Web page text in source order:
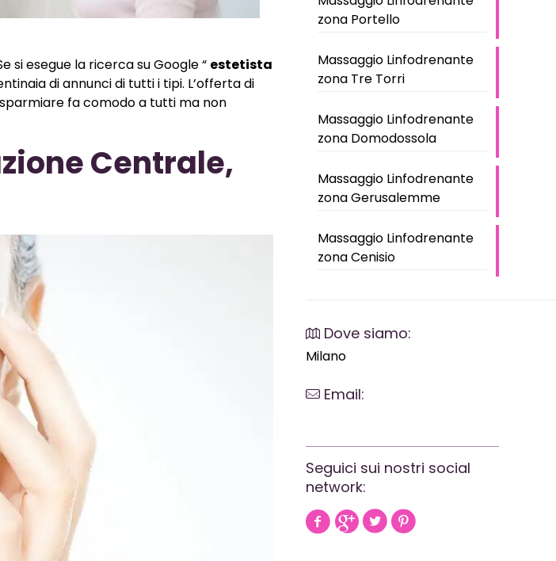
si esegue la ricerca su Google “ estetista
di annunci di tutti i tipi. L’offerta di
fa comodo a tutti ma non
Centrale,
zona Portello
Massaggio Linfodrenante
zona Tre Torri
Massaggio Linfodrenante
zona Domodossola
Massaggio Linfodrenante
zona Gerusalemme
Massaggio Linfodrenante
zona Cenisio
Dove siamo:
Milano
Email:
Seguici sui nostri social
network: